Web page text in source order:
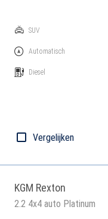
SUV
Automatisch
Diesel
Vergelijken
KGM Rexton
2.2 4x4 auto Platinum